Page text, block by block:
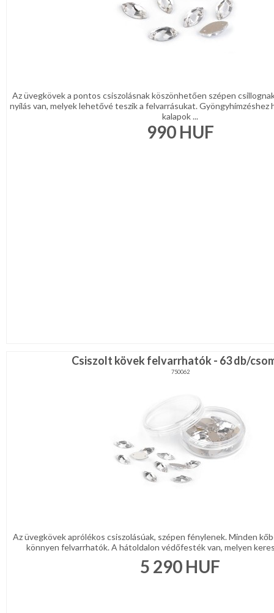
Az üvegkövek a pontos csiszolásnak köszönhetően szépen
nyílás van, melyek lehetővé teszik a felvarrásukat. Gyöngyhímzéshez
kalapok ...
990HUF
Csiszolt kövek felvarrhatók - 63 db/
750062
Az üvegkövek aprólékos csiszolásúak, szépen fénylenek. Minden
könnyen felvarrhatók. A hátoldalon védőfesték van, melyen
5 290 HUF